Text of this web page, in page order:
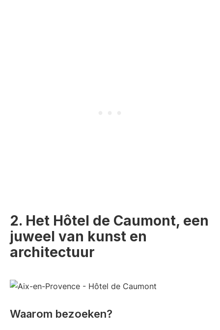
2. Het Hôtel de Caumont, een
juweel van kunst en
architectuur
Waarom bezoeken?